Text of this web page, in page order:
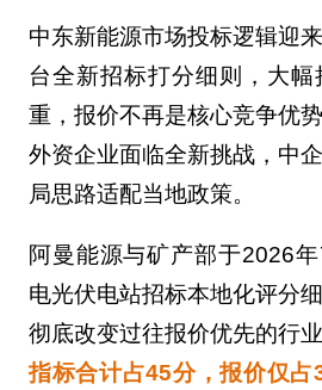
中东新能源市场投标逻辑迎
台全新招标打分细则，大幅
重，报价不再是核心竞争优
外资企业面临全新挑战，中
局思路适配当地政策。
阿曼能源与矿产部于2026
电光伏电站招标本地化评分
彻底改变过往报价优先的行业
指标合计占45分，报价仅占